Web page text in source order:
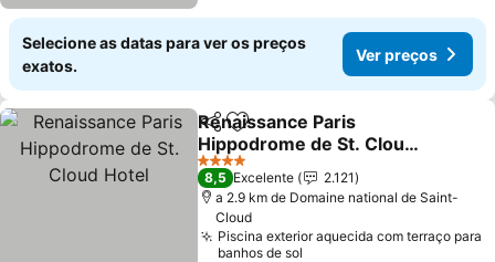
Selecione as datas para ver os preços
exatos.
Ver preços
PartilharAdicionar aos favoritos
Renaissance Paris
Hippodrome de St. Cloud
Hotel
Ver preços
4 Estrelas
8,5 Excelente
2.121
a 2.9 km de Domaine national de Saint-
Cloud
Piscina exterior aquecida com terraço para
banhos de sol